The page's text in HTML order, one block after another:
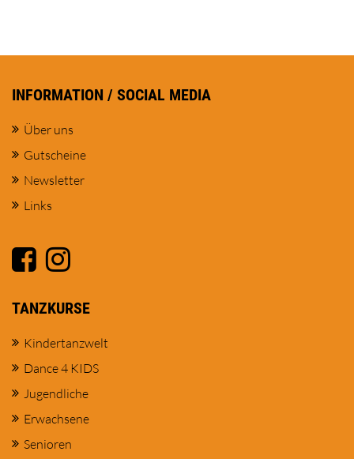
INFORMATION / SOCIAL MEDIA
Über uns
Gutscheine
Newsletter
Links
TANZKURSE
Kindertanzwelt
Dance 4 KIDS
Jugendliche
Erwachsene
Senioren